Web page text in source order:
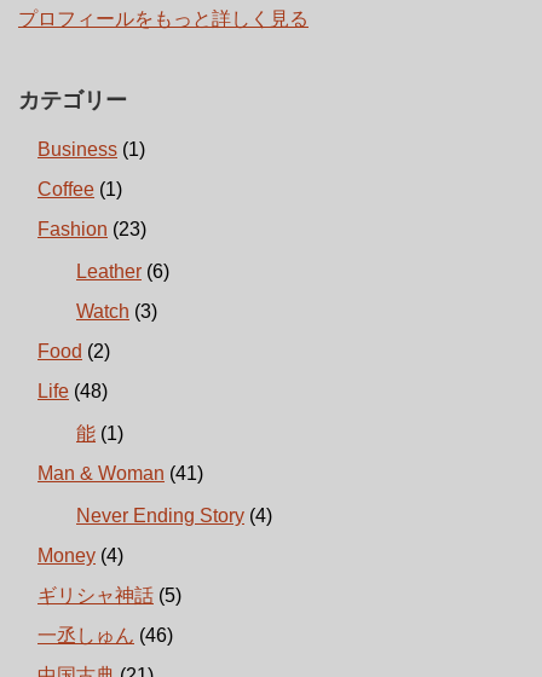
プロフィールをもっと詳しく見る
カテゴリー
Business (1)
Coffee (1)
Fashion (23)
Leather (6)
Watch (3)
Food (2)
Life (48)
能 (1)
Man & Woman (41)
Never Ending Story (4)
Money (4)
ギリシャ神話 (5)
一丞しゅん (46)